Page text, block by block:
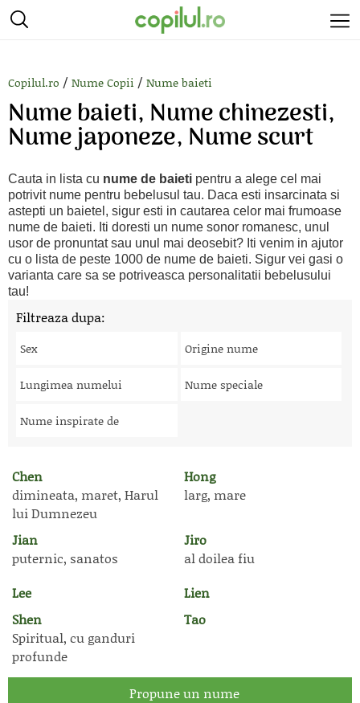
Copilul.ro / Nume Copii / Nume baieti
Nume baieti, Nume chinezesti,
Nume japoneze, Nume scurt
Cauta in lista cu nume de baieti pentru a alege cel mai
potrivit nume pentru bebelusul tau. Daca esti insarcinata si
astepti un baietel, sigur esti in cautarea celor mai frumoase
nume de baieti. Iti doresti un nume sonor romanesc, unul
usor de pronuntat sau unul mai deosebit? Iti venim in ajutor
cu o lista de peste 1000 de nume de baieti. Sigur vei gasi o
varianta care sa se potriveasca personalitatii bebelusului
tau!
Filtreaza dupa:
Sex Origine nume
Lungimea numelui Nume speciale
Nume inspirate de
Chen
dimineata, maret, Harul
lui Dumnezeu
Hong
larg, mare
Jian
puternic, sanatos
Jiro
al doilea fiu
Lee
Lien
Shen
Spiritual, cu ganduri
profunde
Tao
Propune un nume